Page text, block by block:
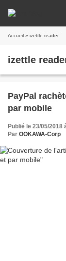
Accueil » izettle reader
izettle
PayPal
par mobile
Publié le 23/05/2018
Par OOKAWA-Corp